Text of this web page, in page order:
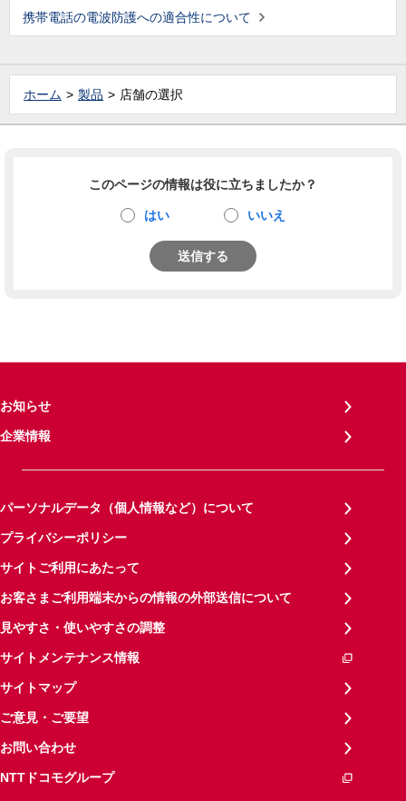
携帯電話の電波防護への適合性について
ホーム 製品 店舗の選択
このページの情報は役に立ちましたか？
はい いいえ
送信する
お知らせ
企業情報
パーソナルデータ（個人情報など）について
プライバシーポリシー
サイトご利用にあたって
お客さまご利用端末からの情報の外部送信について
見やすさ・使いやすさの調整
サイトメンテナンス情報
サイトマップ
ご意見・ご要望
お問い合わせ
NTTドコモグループ